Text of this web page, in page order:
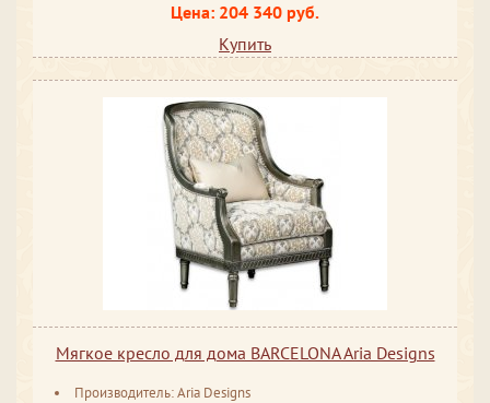
Цена: 204 340 руб.
Купить
Мягкое кресло для дома BARCELONA Aria Designs
Производитель: Aria Designs